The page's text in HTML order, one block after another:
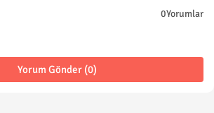
0Yorumlar
Yorum Gönder (0)